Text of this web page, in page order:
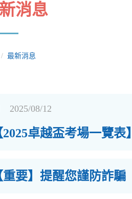
消息
最新消息
2025/08/12
2025卓越盃考場一覽表】
重要】提醒您謹防詐騙